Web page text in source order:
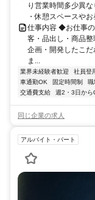
り営業時間多少異
・休憩スペースや
仕事内容 ◆お仕事
客・品出し・商品
企画・開発したこ
ま...
業界未経験者歓迎 社員登
車通勤OK
固定時間制 職
交通費支給
週2・3日から
同じ企業の求人
アルバイト・パート